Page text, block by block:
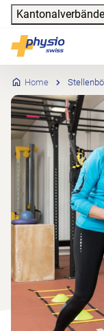
Header
Kantonalverbände
Physioswiss
Home